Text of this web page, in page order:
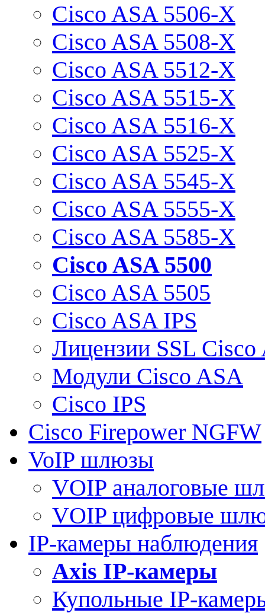
Cisco ASA 5506-X
Cisco ASA 5508-X
Cisco ASA 5512-X
Cisco ASA 5515-X
Cisco ASA 5516-X
Cisco ASA 5525-X
Cisco ASA 5545-X
Cisco ASA 5555-X
Cisco ASA 5585-X
Cisco ASA 5500
Cisco ASA 5505
Cisco ASA IPS
Лицензии SSL Cisco
Модули Cisco ASA
Cisco IPS
Cisco Firepower NGFW
VoIP шлюзы
VOIP аналоговые
VOIP цифровые
IP-камеры наблюдения
Axis IP-камеры
Купольные IP-